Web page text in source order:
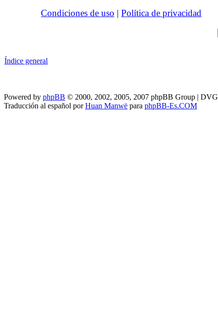
Condiciones de uso | Política de privacidad
Índice general
Powered by phpBB © 2000, 2002, 2005, 2007 phpBB Group |
Traducción al español porHuan Manwë para phpBB-Es.COM